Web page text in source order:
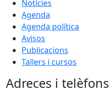
Notícies
Agenda
Agenda política
Avisos
Publicacions
Tallers i cursos
Adreces i telèfons